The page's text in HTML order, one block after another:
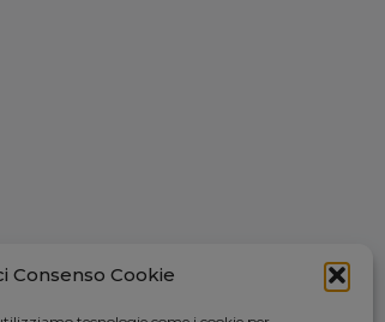
Consenso Cookie